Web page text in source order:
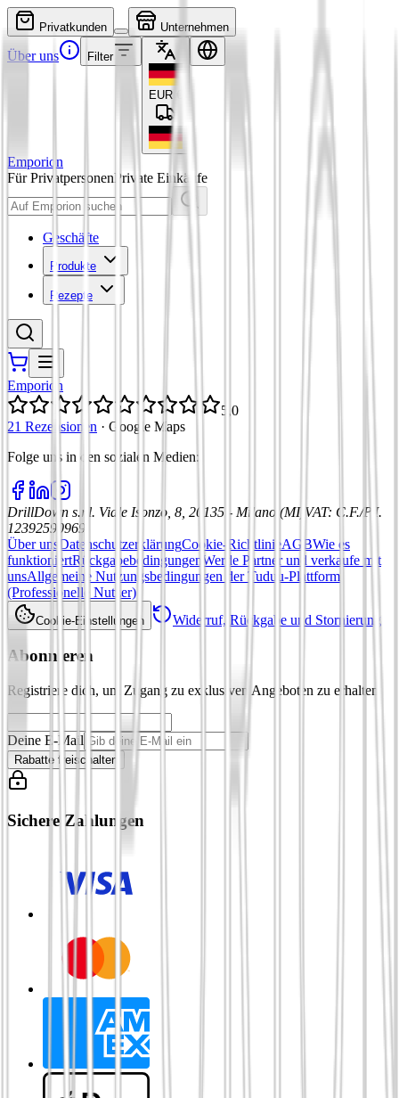
Privatkunden Unternehmen
Über uns Filter
EUR
Emporion
Für PrivatpersonenPrivate Einkäufe
Geschäfte
Produkte
Rezepte
Emporion
5,0
21 Rezensionen · Google Maps
Folge uns in den sozialen Medien:
DrillDown s.r.l. Viale Isonzo, 8, 20135 - Milano (MI) VAT: C.F./P.I.
12392590969
Über uns DatenschutzerklärungCookie-RichtlinieAGBWie es
funktioniertRückgabebedingungen Werde Partner und verkaufe mit
unsAllgemeine Nutzungsbedingungen der Tuduu-Plattform
(Professionelle Nutzer)
Cookie-Einstellungen Widerruf, Rückgabe und Stornierung
Abonnieren
Registriere dich, um Zugang zu exklusiven Angeboten zu erhalten
Deine E-Mail
Rabatte freischalten
Sichere Zahlungen